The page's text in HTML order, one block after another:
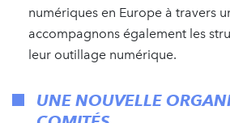
numériques en Europe à travers
accompagnons également les
leur outillage numérique.
UNE NOUVELLE